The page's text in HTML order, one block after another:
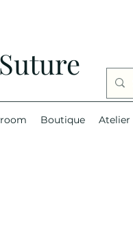
Boutique Atelier